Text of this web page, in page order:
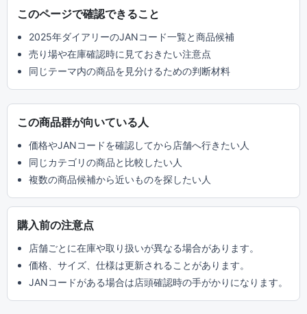
このページで確認できること
2025年ダイアリーのJANコード一覧と商品候補
売り場や在庫確認時に見ておきたい注意点
同じテーマ内の商品を見分けるための判断材料
この商品群が向いている人
価格やJANコードを確認してから店舗へ行きたい人
同じカテゴリの商品と比較したい人
複数の商品候補から近いものを探したい人
購入前の注意点
店舗ごとに在庫や取り扱いが異なる場合があります。
価格、サイズ、仕様は更新されることがあります。
JANコードがある場合は店頭確認時の手がかりになります。